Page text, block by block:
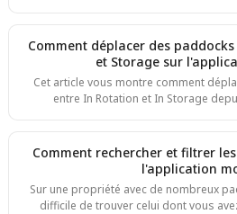
vers le prochain parc à l’heure que
concerne l'application mobile. Sur
différentes, consultez plutôt Comment
pour un groupe :
Comment déplacer des
et Storage sur
Cet article vous montre comment
entre In Rotation et In Storage
avez à nouveau besoin. Pour la version
guide correspondant dans la catégorie
App. Step 1. Depuis l'écran de la carte,
barre d'outils
Comment rechercher et filtrer
l'application
Sur une propriété avec de nombreux
difficile de trouver celui dont vous